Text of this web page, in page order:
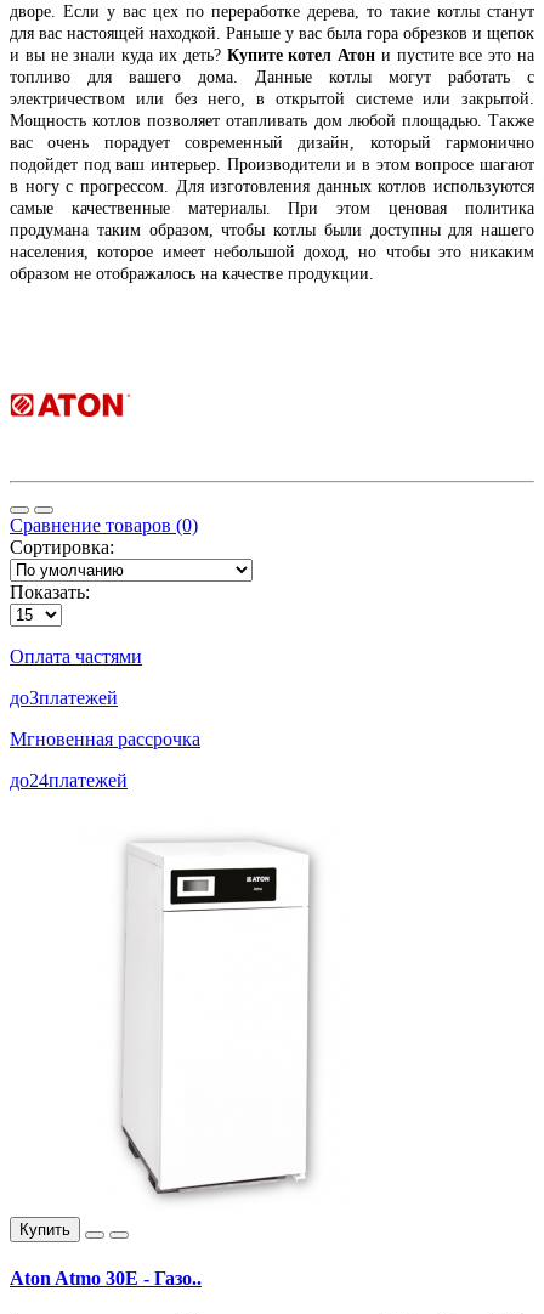
дворе. Если у вас цех по переработке дерева, то такие котлы станут
для вас настоящей находкой. Раньше у вас была гора обрезков и щепок
и вы не знали куда их деть? Купите котел Атон и пустите все это на
топливо для вашего дома. Данные котлы могут работать с
электричеством или без него, в открытой системе или закрытой.
Мощность котлов позволяет отапливать дом любой площадью. Также
вас очень порадует современный дизайн, который гармонично
подойдет под ваш интерьер. Производители и в этом вопросе шагают
в ногу с прогрессом. Для изготовления данных котлов используются
самые качественные материалы. При этом ценовая политика
продумана таким образом, чтобы котлы были доступны для нашего
населения, которое имеет небольшой доход, но чтобы это никаким
образом не отображалось на качестве продукции.
Сравнение товаров (0)
Сортировка:
Показать:
Оплата частями
до3платежей
Мгновенная рассрочка
до24платежей
Купить
Aton Atmo 30E - Газо..